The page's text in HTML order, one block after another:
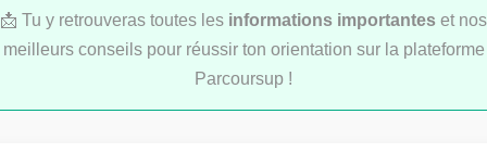
📩 Tu y retrouveras toutes les informations importantes et nos
meilleurs conseils pour réussir ton orientation sur la plateforme
Parcoursup !